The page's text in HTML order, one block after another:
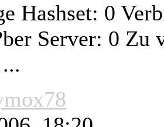
Hashset: 0
Server: 0 Zu